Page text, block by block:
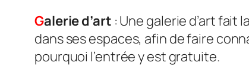
Galerie d’art : Une galerie d’art
dans ses espaces, afin de faire
pourquoi l’entrée y est gratuite.